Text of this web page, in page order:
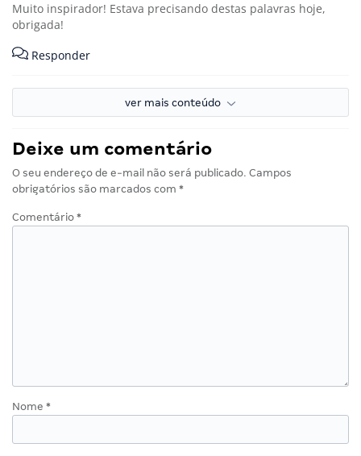
Muito inspirador! Estava precisando destas palavras hoje,
obrigada!
Responder
ver mais conteúdo
Deixe um comentário
O seu endereço de e-mail não será publicado. Campos
obrigatórios são marcados com *
Comentário *
Nome *